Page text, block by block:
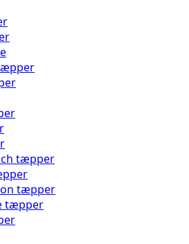
tæpper
tæpper
tæpper